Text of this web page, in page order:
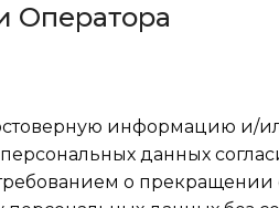
Оператора
информацию и/
данных
о прекращении